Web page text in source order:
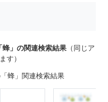
」の関連検索結果 （同じア
す）
蜂」関連検索結果